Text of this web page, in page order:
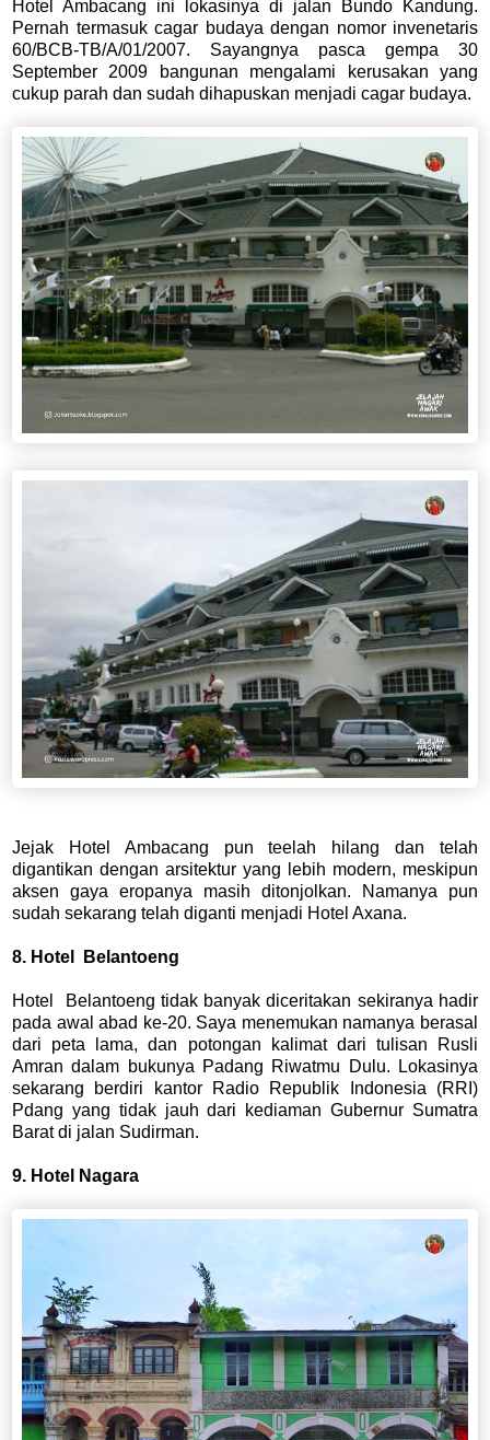
Hotel Ambacang ini lokasinya di jalan Bundo Kandung.
Pernah termasuk cagar budaya dengan nomor invenetaris
60/BCB-TB/A/01/2007. Sayangnya pasca gempa 30
September 2009 bangunan mengalami kerusakan yang
cukup parah dan sudah dihapuskan menjadi cagar budaya.
Jejak Hotel Ambacang pun teelah hilang dan telah
digantikan dengan arsitektur yang lebih modern, meskipun
aksen gaya eropanya masih ditonjolkan. Namanya pun
sudah sekarang telah diganti menjadi Hotel Axana.
8. Hotel Belantoeng
Hotel Belantoeng tidak banyak diceritakan sekiranya hadir
pada awal abad ke-20. Saya menemukan namanya berasal
dari peta lama, dan potongan kalimat dari tulisan Rusli
Amran dalam bukunya Padang Riwatmu Dulu.
Lokasinya
sekarang berdiri kantor Radio Republik Indonesia (RRI)
Pdang yang tidak jauh dari kediaman Gubernur Sumatra
Barat di jalan Sudirman.
9. Hotel Nagara